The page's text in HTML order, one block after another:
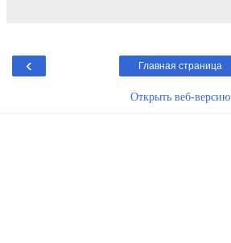
‹ Главная страница
Открыть веб-версию